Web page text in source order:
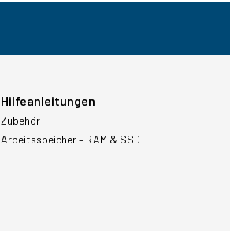
Hilfeanleitungen
Zubehör
Arbeitsspeicher – RAM & SSD